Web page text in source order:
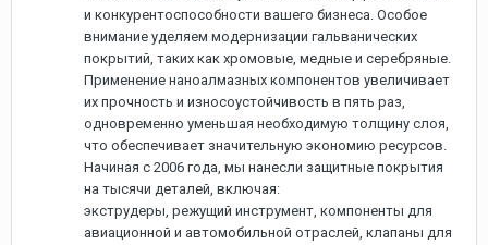
и конкурентоспособности вашего бизнеса. Особое
внимание уделяем модернизации гальванических
покрытий, таких как хромовые, медные и серебряные.
Применение наноалмазных компонентов увеличивает
их прочность и износоустойчивость в пять раз,
одновременно уменьшая необходимую толщину слоя,
что обеспечивает значительную экономию ресурсов.
Начиная с 2006 года, мы нанесли защитные покрытия
на тысячи деталей, включая:
экструдеры, режущий инструмент, компоненты для
авиационной и автомобильной отраслей, клапаны для